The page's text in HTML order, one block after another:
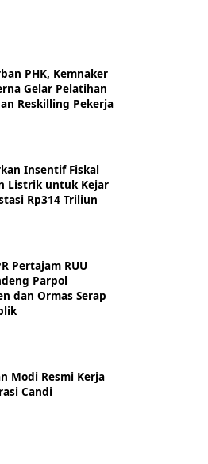
PHK, Kemnaker
Gelar Pelatihan
Reskilling Pekerja
Insentif Fiskal
Listrik untuk Kejar
Rp314 Triliun
Pertajam RUU
Parpol
dan Ormas Serap
Modi Resmi Kerja
Candi